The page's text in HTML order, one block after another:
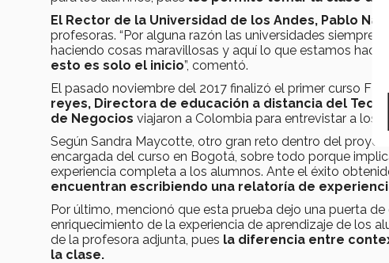
El Rector de la Universidad de los Andes, Pablo
profesoras. “Por alguna razón las universidades siempre
haciendo cosas maravillosas y aquí lo que estamos
esto es solo el inicio”, comentó.
El pasado noviembre del 2017 finalizó el primer curso
reyes, Directora de educación a distancia del Tec
de Negocios viajaron a Colombia para entrevistar a los
Según Sandra Maycotte, otro gran reto dentro del
encargada del curso en Bogotá, sobre todo porque
experiencia completa a los alumnos. Ante el éxito
encuentran escribiendo una relatoría de
Por último, mencionó que esta prueba dejo una puerta
enriquecimiento de la experiencia de aprendizaje de los
de la profesora adjunta, pues la diferencia entre
la clase.